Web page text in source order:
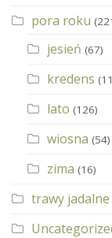
pora roku
jesień (67)
kredens
lato (126)
wiosna (54)
zima (16)
trawy jadalne